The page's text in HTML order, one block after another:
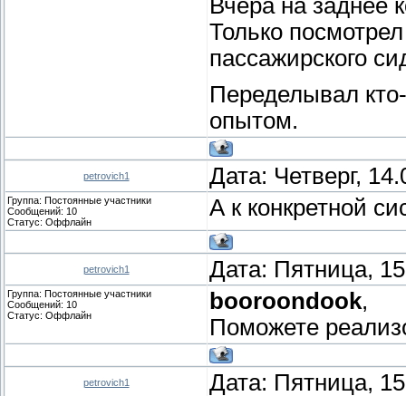
Вчера на заднее
Только
пассажирского
Переделывал
опытом.
petrovich1 Дата: Четверг,
Группа: Постоянные участники
Сообщений: 10
Статус: Оффлайн
А к конкретной
petrovich1 Дата: Пятница,
Группа: Постоянные участники
Сообщений: 10
Статус: Оффлайн
booroondook,
Поможете
petrovich1 Дата: Пятница,